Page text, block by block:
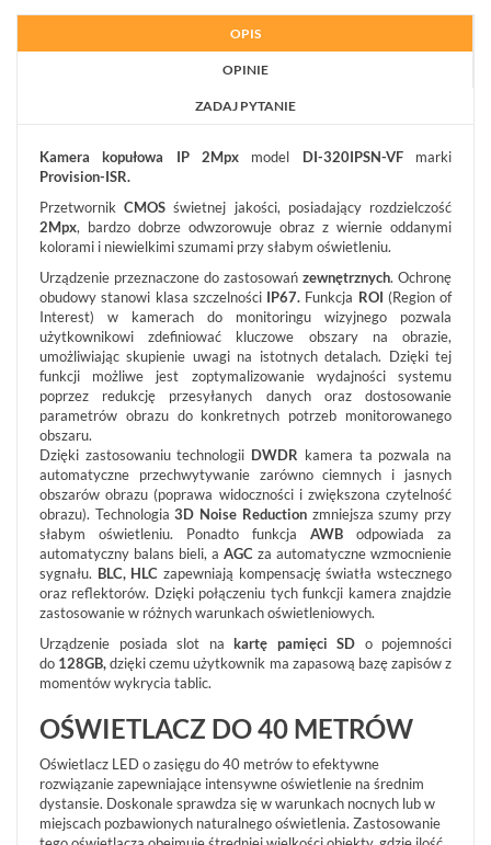
(3)
DEKODERY
(1)
AKCESORIA
CCTV
ZESTAWY
IP
(1)
POKAŻ
WSZYSTKO
SYSTEMY
ALARMOWE
SYSTEMY
PPOŻ
WIDEODOMOFONY
DOMOFONY
KONTROLA
INTELIGENTNY
BUDYNEK
LAN,
ZASILANIE,
TRANSMISJA,
UPS-
Y
OPIS
OPINIE
ZADAJ PYTANIE
Kamera kopułowa IP 2Mpx model DI-320IPSN-VF marki
Provision-ISR.
PrzetwornikCMOSświetnej jakości, posiadający rozdzielczość
2Mpx, bardzo dobrze odwzorowuje obraz z wiernie oddanymi
kolorami i niewielkimi szumami przy słabym oświetleniu.
Urządzenie przeznaczone do zastosowań zewnętrznych. Ochronę
obudowy stanowi klasa szczelności IP67. Funkcja ROI (Region of
Interest) w kamerach do monitoringu wizyjnego pozwala
użytkownikowi zdefiniować kluczowe obszary na obrazie,
umożliwiając skupienie uwagi na istotnych detalach. Dzięki tej
funkcji możliwe jest zoptymalizowanie wydajności systemu
poprzez redukcję przesyłanych danych oraz dostosowanie
parametrów obrazu do konkretnych potrzeb monitorowanego
obszaru.
Dzięki zastosowaniu technologii DWDR kamera ta pozwala na
automatyczne przechwytywanie zarówno ciemnych i jasnych
obszarów obrazu (poprawa widoczności i zwiększona czytelność
obrazu). Technologia3D Noise Reductionzmniejsza szumy przy
słabym oświetleniu. Ponadto funkcja AWB odpowiada za
automatyczny balans bieli, a AGC za automatyczne wzmocnienie
sygnału. BLC, HLCzapewniają kompensację światła wstecznego
oraz reflektorów. Dzięki połączeniu tych funkcji kamera znajdzie
zastosowanie w różnych warunkach oświetleniowych.
Urządzenie posiada slot na kartę pamięci SD o pojemności
do 128GB,dzięki czemu użytkownik ma zapasową bazę zapisów z
momentów wykrycia tablic.
OŚWIETLACZ DO 40 METRÓW
Oświetlacz LED o zasięgu do 40 metrów to efektywne
rozwiązanie zapewniające intensywne oświetlenie na średnim
dystansie. Doskonale sprawdza się w warunkach nocnych lub w
miejscach pozbawionych naturalnego oświetlenia. Zastosowanie